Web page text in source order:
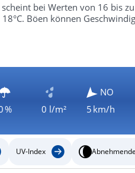
bei Werten von 16 bis zu
Böen können
% 0 l/m²
NO
5 km/h
UV-Index